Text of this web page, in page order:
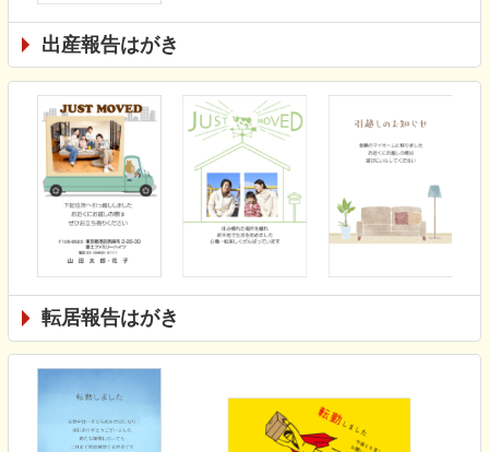
出産報告はがき
転居報告はがき